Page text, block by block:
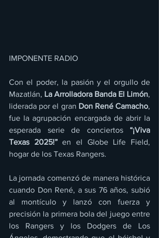
IMPONENTE RADIO
Con el poder, la pasión y el orgullo de
Mazatlán, La Arrolladora Banda El Limón,
liderada por el gran Don René Camacho,
fue la agrupación encargada de abrir la
esperada serie de conciertos “¡Viva
Texas 2025!” en el Globe Life Field,
hogar de los Texas Rangers.
La jornada comenzó de manera histórica
cuando Don René, a sus 76 años, subió
al montículo y lanzó con fuerza y
precisión la primera bola del juego entre
los Rangers y los Dodgers de Los